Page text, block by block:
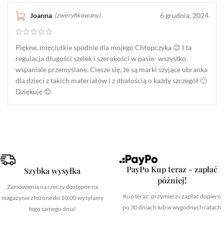
Joanna (zweryfikowany) 6 grudnia, 2024
Piękne, mięciutkie spodnie dla mojego Chłopczyka 😊 I ta
regulacja długości szelek i szerokości w pasie- wszystko
wspaniale przemyślane. Ciesze się, że są marki szyjące ubranka
dla dzieci z takich materiałów i z dbałością o każdy szczegół 🙂
Dziękuję 😊
Szybka wysyłka
Zamówienia na rzeczy dostępne na
magazynie złożone do 10:00 wysyłamy
tego samego dnia!
PayPo Kup teraz - zapłać
później!
Kup teraz, przymierz i zapłać dopiero
po 30 dniach lub w wygodnych ratach